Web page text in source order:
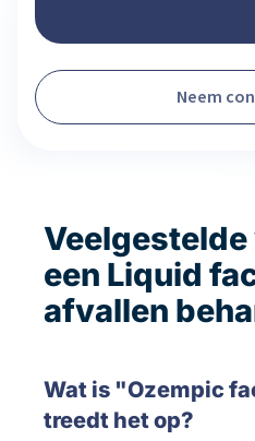
Neem
een Liquid
afvallen
Wat is "Ozempic
treedt het op?